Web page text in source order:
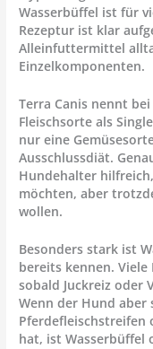
Wasserbüffel ist für
Rezeptur ist klar
Alleinfuttermittel
Einzelkomponenten.
Terra Canis nennt
Fleischsorte als
nur eine
Ausschlussdiät.
Hundehalter
möchten, aber
wollen.
Besonders stark ist
bereits kennen.
sobald Juckreiz oder
Wenn der Hund aber
Pferdefleischstreifen
hat, ist Wasserbüffel